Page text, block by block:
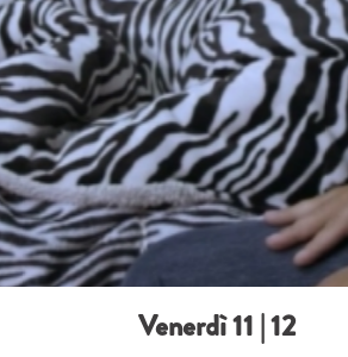
Venerdì 11 | 12